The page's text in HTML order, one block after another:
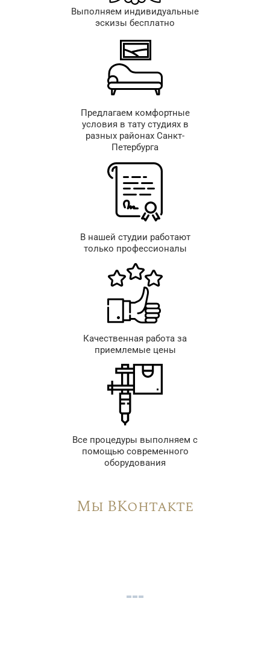
Выполняем индивидуальные
эскизы бесплатно
Предлагаем комфортные
условия в тату студиях в
разных районах Санкт-
Петербурга
В нашей студии работают
только профессионалы
Качественная работа за
приемлемые цены
Все процедуры выполняем с
помощью современного
оборудования
Мы ВКонтакте